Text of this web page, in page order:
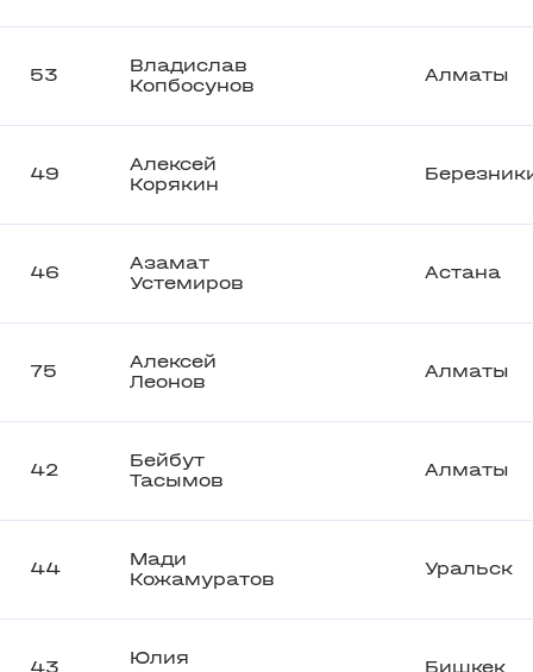
53
Владислав
Копбосунов
Алматы
49
Алексей
Корякин
46
Азамат
Устемиров
Астана
75
Алексей
Леонов
Алматы
42
Бейбут
Тасымов
Алматы
44
Мади
Кожамуратов
Уральск
Юлия